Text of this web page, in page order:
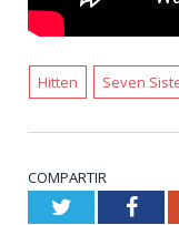
Hitten Seven
COMPARTIR
Twitter